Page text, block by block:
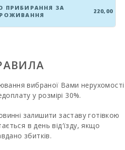
ПРИБИРАННЯ ЗА
220,00
вибраної Вами нерухомості
у розмірі 30%.
залишити заставу готівкою
в день від′їзду, якщо
збитків.